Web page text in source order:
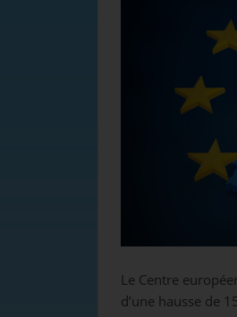
Le Centre
d’une hausse de